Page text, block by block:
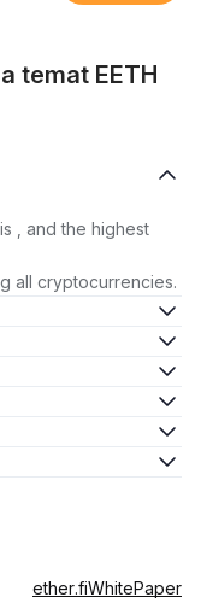
temat EETH
, and the highest
all cryptocurrencies.
ether.fiWhitePaper